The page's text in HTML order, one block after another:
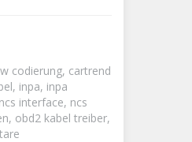
codierung, cartrend
, inpa, inpa
ncs interface, ncs
, obd2 kabel treiber,